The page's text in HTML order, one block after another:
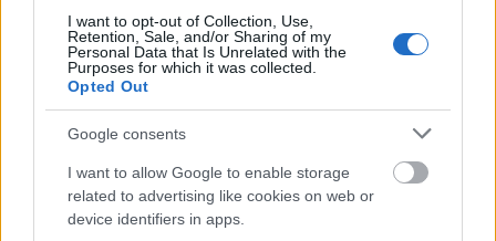
I want to opt-out of Collection, Use,
Retention, Sale, and/or Sharing of my
Personal Data that Is Unrelated with the
Purposes for which it was collected.
Opted Out
Google consents
I want to allow Google to enable storage
related to advertising like cookies on web or
device identifiers in apps.
vilaghaboru alatt emelkedett exponencialisan.
A szazad vegere azonban a megerosodo kinai elit a
nemzetkozi koncessziok vezetesebol is kikerte a
reszet, es a huszas evektol mar vegyes kinai es
nemzetkozi vezetest talalunk a varosi tanacs elen.
politikai aktivizmus furcsa egyvelege olyan
latogatokat vonzott ide ebben az idoben mint
Bertrand Russell, Albert Einstein es Charlie Chaplin.